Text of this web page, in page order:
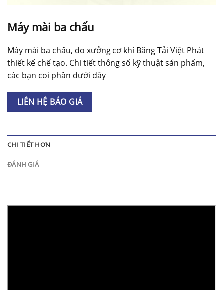
Máy mài ba chấu
Máy mài ba chấu, do xưởng cơ khí Băng Tải Việt Phát
thiết kế chế tạo. Chi tiết thông số kỹ thuật sản phẩm,
các bạn coi phần dưới đây
LIÊN HỆ BÁO GIÁ
CHI TIẾT HƠN
ĐÁNH GIÁ